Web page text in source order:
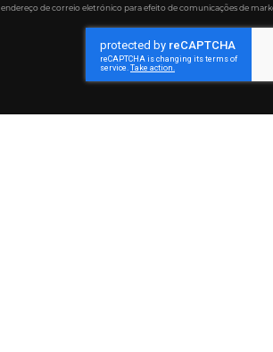
de correio eletrónico para efeito de comunicações de